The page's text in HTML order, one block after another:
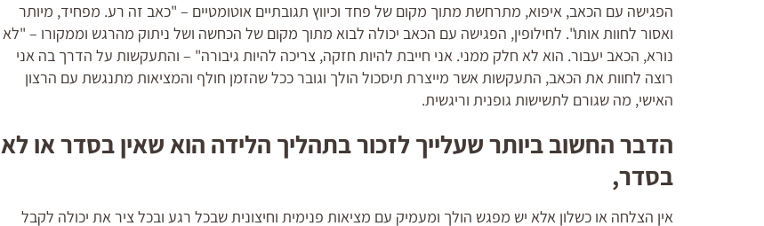
הפגישה עם הכאב, איפוא, מתרחשת מתוך מקום של פחד וכיווץ תגובתיים אוטומטיים – "כאב זה רע. מפחיד, מיותר
ואסור לחוות אותו". לחילופין, הפגישה עם הכאב יכולה לבוא מתוך מקום של הכחשה ושל ניתוק מהרגש וממקורו – "לא
נורא, הכאב יעבור. הוא לא חלק ממני. אני חייבת להיות חזקה, צריכה להיות גיבורה" – והתעקשות על הדרך בה אני
רוצה לחוות את הכאב, התעקשות אשר מייצרת תיסכול הולך וגובר ככל שהזמן חולף והמציאות מתנגשת עם הרצון
האישי, מה שגורם לתשישות גופנית וריגשית.
הדבר החשוב ביותר שעלייך לזכור בתהליך הלידה הוא שאין בסדר או לא
בסדר,
אין הצלחה או כשלון אלא יש מפגש הולך ומעמיק עם מציאות פנימית וחיצונית שבכל רגע ובכל ציר את יכולה לקבל